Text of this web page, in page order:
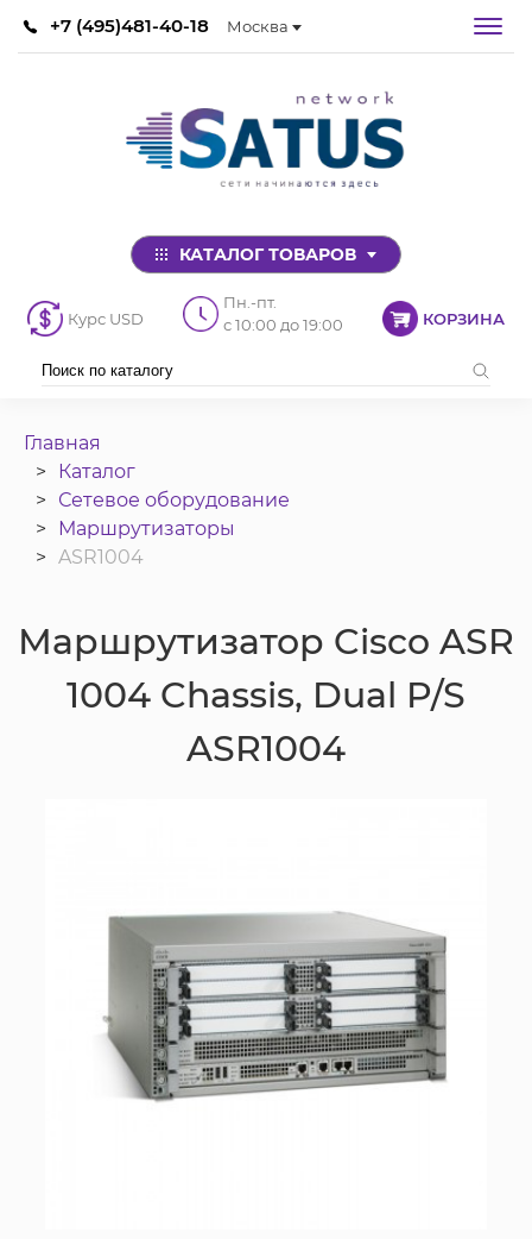
+7 (495)481-40-18 Москва
КАТАЛОГ ТОВАРОВ
Курс USD
Пн.-пт.
с 10:00 до 19:00
КОРЗИНА
Главная
Каталог
Сетевое оборудование
Маршрутизаторы
ASR1004
Маршрутизатор Cisco ASR
1004 Chassis, Dual P/S
ASR1004